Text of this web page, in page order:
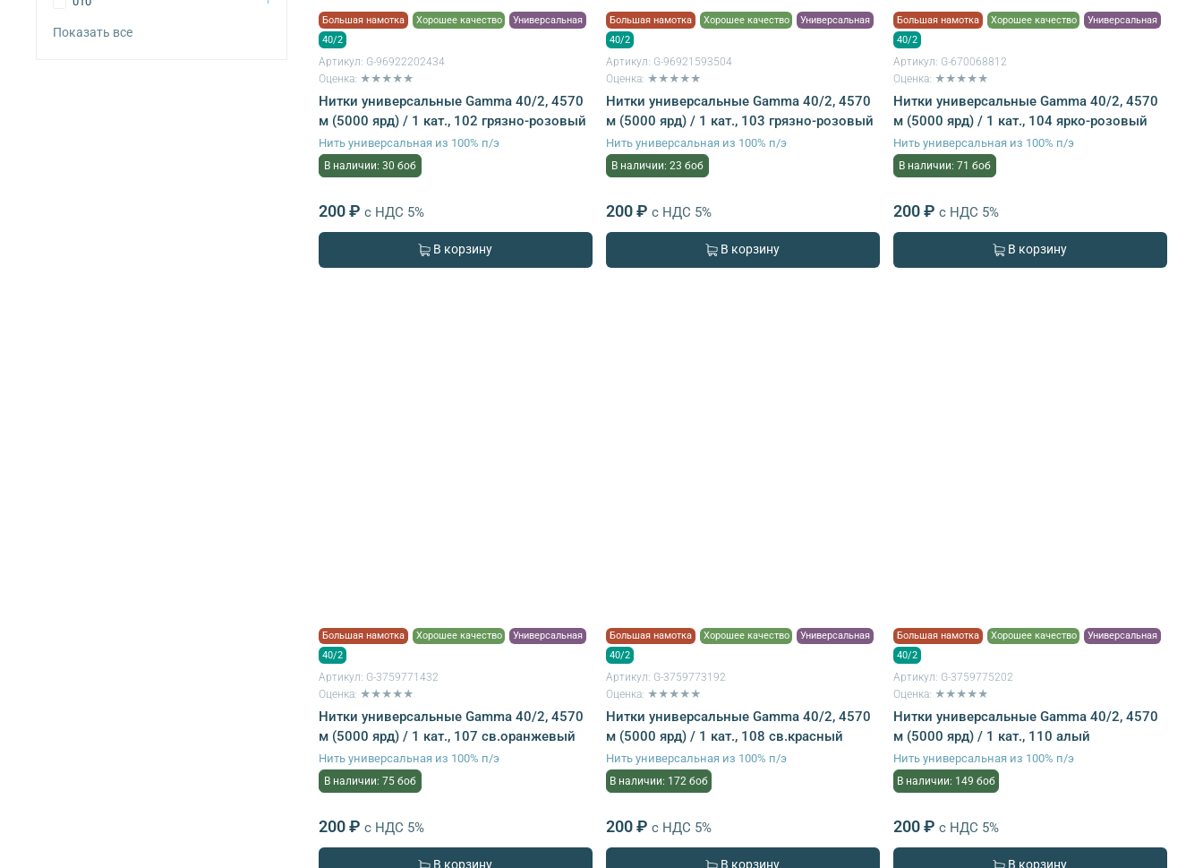
Большая намотка Хорошее качество
Универсальная
40/2
Артикул: G-96922202434
Оценка: ★★★★★
Нитки универсальные Gamma 40/2, 4570
м (5000 ярд) / 1 кат., 102 грязно-розовый
Нить универсальная из 100% п/э
В наличии: 30 боб
200 ₽ с НДС 5%
В корзину
Большая намотка Хорошее качество
Универсальная
40/2
Артикул: G-96921593504
Оценка: ★★★★★
Нитки универсальные Gamma 40/2, 4570
м (5000 ярд) / 1 кат., 103 грязно-розовый
Нить универсальная из 100% п/э
В наличии: 23 боб
200 ₽ с НДС 5%
В корзину
Большая намотка Хорошее качество
Универсальная
40/2
Артикул: G-670068812
Оценка: ★★★★★
Нитки универсальные Gamma 40/2, 4570
м (5000 ярд) / 1 кат., 104 ярко-розовый
Нить универсальная из 100% п/э
В наличии: 71 боб
200 ₽ с НДС 5%
В корзину
Большая намотка Хорошее качество
Универсальная
40/2
Артикул: G-3759771432
Оценка: ★★★★★
Нитки универсальные Gamma 40/2, 4570
м (5000 ярд) / 1 кат., 107 св.оранжевый
Нить универсальная из 100% п/э
В наличии: 75 боб
200 ₽ с НДС 5%
В корзину
Большая намотка Хорошее качество
Универсальная
40/2
Артикул: G-3759773192
Оценка: ★★★★★
Нитки универсальные Gamma 40/2, 4570
м (5000 ярд) / 1 кат., 108 св.красный
Нить универсальная из 100% п/э
В наличии: 172 боб
200 ₽ с НДС 5%
В корзину
Большая намотка Хорошее качество
Универсальная
40/2
Артикул: G-3759775202
Оценка: ★★★★★
Нитки универсальные Gamma 40/2, 4570
м (5000 ярд) / 1 кат., 110 алый
Нить универсальная из 100% п/э
В наличии: 149 боб
200 ₽ с НДС 5%
В корзину
Показать все